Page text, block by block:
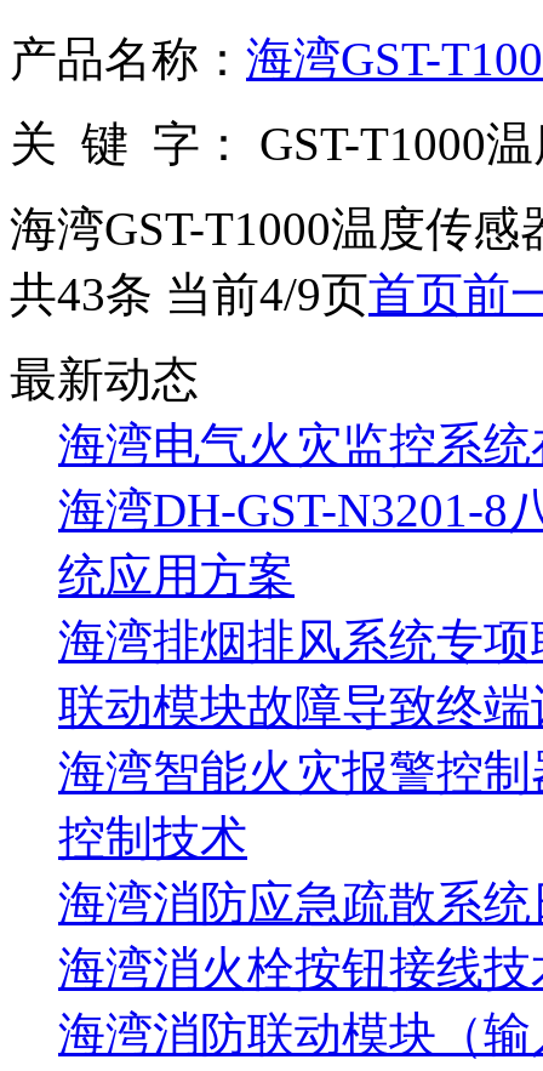
产品名称： 海湾GST-
关 键 字：
GST-T1000
海湾GST-T1000温度传感
共43条 当前4/9页首页前
最新动态
海湾电气火灾监控系
海湾DH-GST-N3201-8
统应用方案
海湾排烟排风系统专
联动模块故障导致终
海湾智能火灾报警控
控制技术
海湾消防应急疏散系
海湾消火栓按钮接线
海湾消防联动模块（